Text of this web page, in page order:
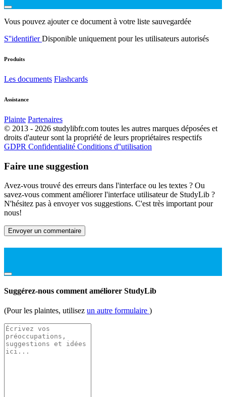
Vous pouvez ajouter ce document à votre liste sauvegardée
S''identifierDisponible uniquement pour les utilisateurs autorisés
Produits
Les documents Flashcards
Assistance
Plainte Partenaires
© 2013 - 2026 studylibfr.com toutes les autres marques déposées et
droits d'auteur sont la propriété de leurs propriétaires respectifs
GDPR Confidentialité Conditions d''utilisation
Faire une suggestion
Avez-vous trouvé des erreurs dans l'interface ou les textes ? Ou
savez-vous comment améliorer l'interface utilisateur de StudyLib ?
N'hésitez pas à envoyer vos suggestions. C'est très important pour
nous!
Envoyer un commentaire
Suggérez-nous comment améliorer StudyLib
(Pour les plaintes, utilisez un autre formulaire )